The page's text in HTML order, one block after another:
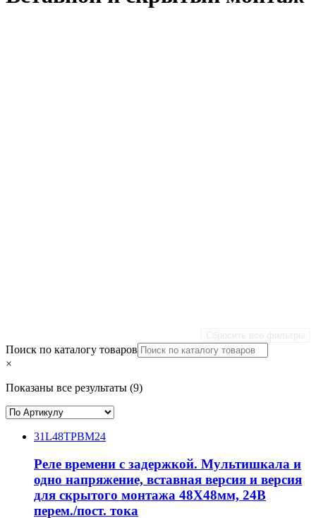
Поиск по каталогу товаров
×
Показаны все результаты (9)
31L48TPBM24
Реле времени с задержкой. Мультишкала и
одно напряжение, вставная версия и версия
для скрытого монтажа 48X48мм, 24В
перем./пост. тока